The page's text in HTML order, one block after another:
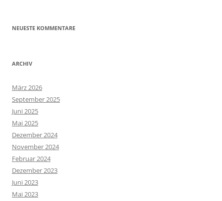
NEUESTE KOMMENTARE
ARCHIV
März 2026
September 2025
Juni 2025
Mai 2025
Dezember 2024
November 2024
Februar 2024
Dezember 2023
Juni 2023
Mai 2023